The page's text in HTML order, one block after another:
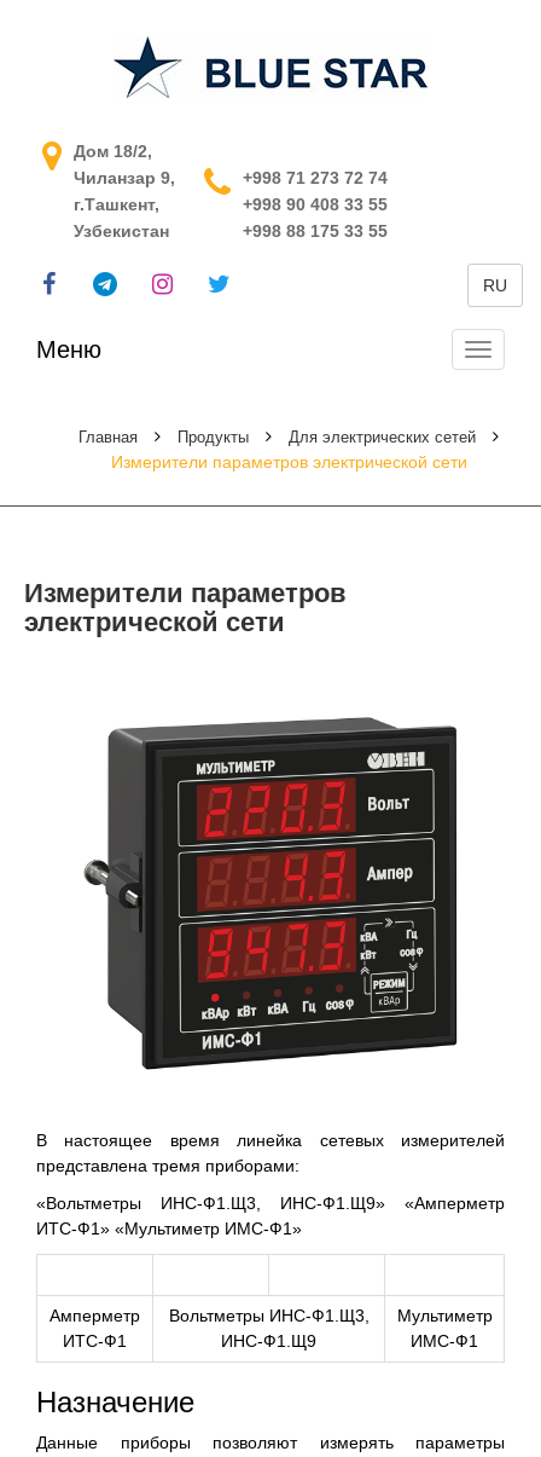
АСУ ТП в Узбекистане
Дом 18/2,
Чиланзар 9,
г.Ташкент,
Узбекистан
+998 71 273 72 74
+998 90 408 33 55
+998 88 175 33 55
RU
Меню
Главная Продукты Для электрических сетей
Измерители параметров электрической сети
Измерители параметров
электрической сети
В настоящее время линейка сетевых измерителей
представлена тремя приборами:
«Вольтметры ИНС-Ф1.Щ3, ИНС-Ф1.Щ9» «Амперметр
ИТС-Ф1» «Мультиметр ИМС-Ф1»
Амперметр
ИТС-Ф1
Вольтметры ИНС-Ф1.Щ3,
ИНС-Ф1.Щ9
Мультиметр
ИМС-Ф1
Назначение
Данные приборы позволяют измерять параметры